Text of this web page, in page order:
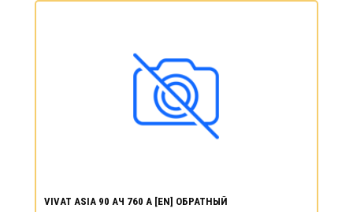
VIVAT ASIA 90 АЧ 760 А [EN] ОБРАТНЫЙ